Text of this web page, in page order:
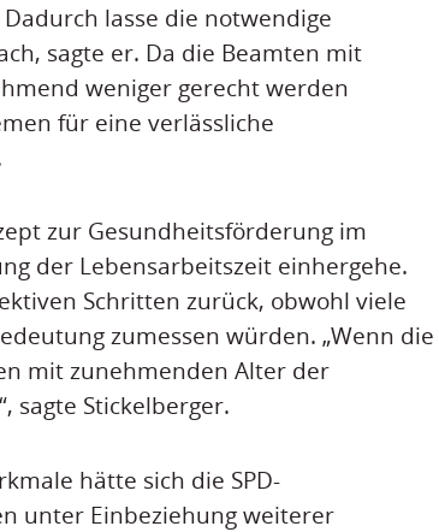
lasse die notwendige
sagte er. Da die Beamten mit
weniger gerecht werden
für eine verlässliche
zur Gesundheitsförderung im
der Lebensarbeitszeit einhergehe.
Schritten zurück, obwohl viele
zumessen würden. „Wenn die
mit zunehmenden Alter der
sagte Stickelberger.
hätte sich die SPD-
unter Einbeziehung weiterer